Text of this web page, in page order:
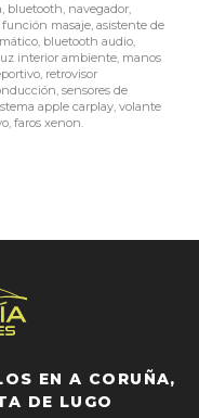
bluetooth, navegador,
masaje, asistente de
bluetooth audio,
interior ambiente, manos
retrovisor
sensores de
apple carplay, volante
faros xenon.
EN A CORUÑA,
DE LUGO